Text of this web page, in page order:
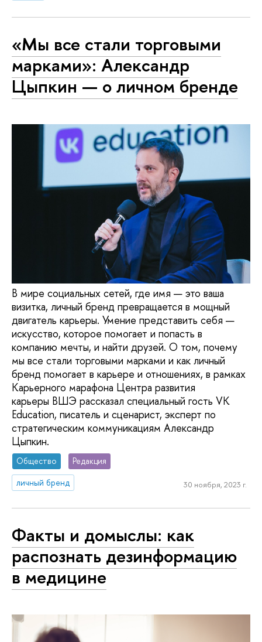
«Мы все стали торговыми
марками»: Александр
Цыпкин — о личном бренде
В мире социальных сетей, где имя — это ваша
визитка, личный бренд превращается в мощный
двигатель карьеры. Умение представить себя —
искусство, которое помогает и попасть в
компанию мечты, и найти друзей. О том, почему
мы все стали торговыми марками и как личный
бренд помогает в карьере и отношениях, в рамках
Карьерного марафона Центра развития
карьеры ВШЭ рассказал специальный гость VK
Education, писатель и сценарист, эксперт по
стратегическим коммуникациям Александр
Цыпкин.
Общество
Редакция
личный бренд
30 ноября, 2023 г.
Факты и домыслы: как
распознать дезинформацию
в медицине